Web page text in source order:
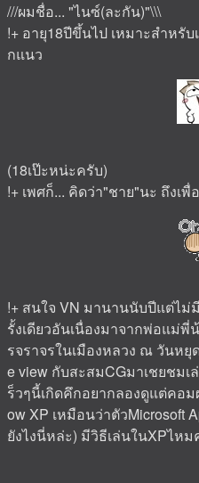
///ผมชื่อ... "ไนซ์(ละกัน)"\\\
!+ อายุ18ปีขึ้นไป เหมาะสำหรั
กแนว
(18เป๊ะหน่ะครับ)
!+ เพศก็... คิดว่า"ชาย"นะ ถึงเ
!+ สนใจ VN มานานนับปีแต่ไ
รั้งเดียวอันเนื่องมาจากพ่อแม่
รจราจรในเมืองหลวง ณ วันห
e view กับสะสมCGมาเชยชมเ
ร็วๆนี้เกิดคึกอยากลองดูแต่คอ
ow XP เหมือนว่าตัวMicrosoft
ยังไงนี่หล่ะ) มีวิธีเล่นในXPไห